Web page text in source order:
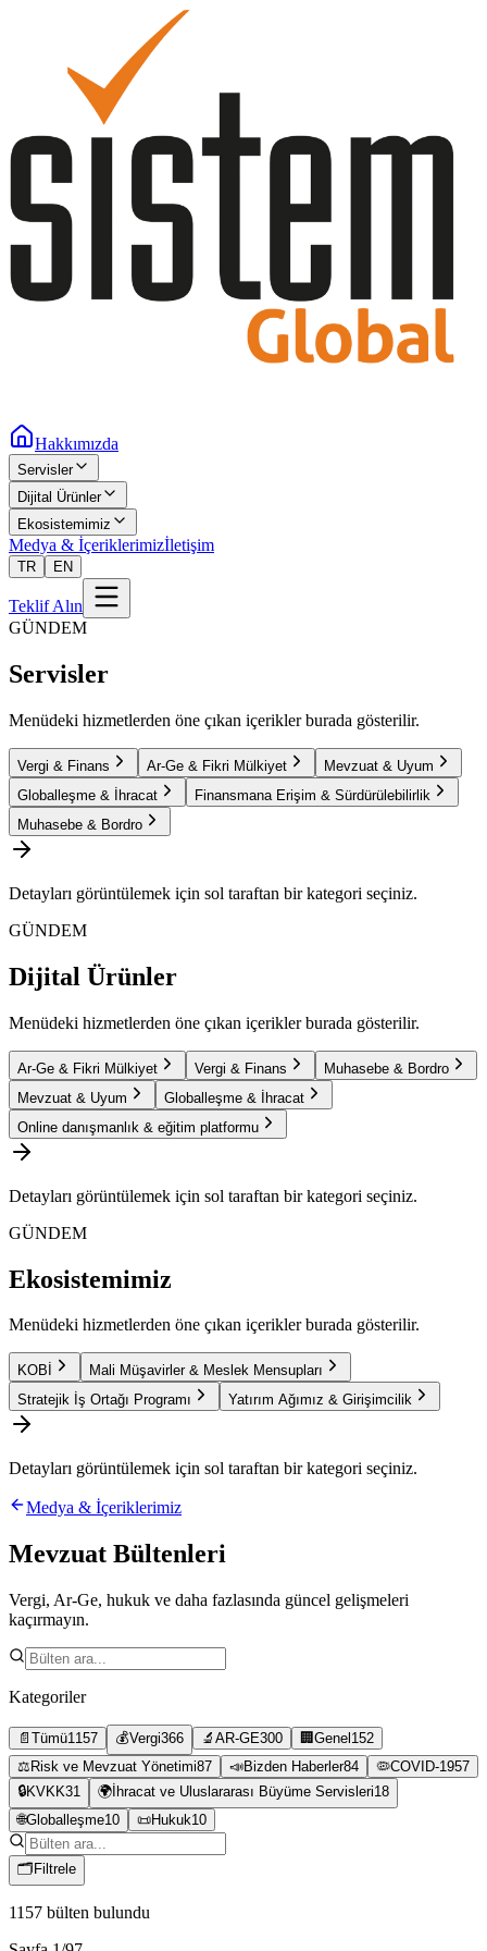
Hakkımızda
Servisler
Dijital Ürünler
Ekosistemimiz
Medya & İçeriklerimizİletişim
TR EN
Teklif Alın
GÜNDEM
Servisler
Menüdeki hizmetlerden öne çıkan içerikler burada gösterilir.
Vergi & Finans Ar-Ge & Fikri Mülkiyet
Mevzuat & Uyum
Globalleşme & İhracat
Finansmana Erişim & Sürdürülebilirlik
Muhasebe & Bordro
Detayları görüntülemek için sol taraftan bir kategori seçiniz.
GÜNDEM
Dijital Ürünler
Menüdeki hizmetlerden öne çıkan içerikler burada gösterilir.
Ar-Ge & Fikri Mülkiyet Vergi & Finans
Muhasebe & Bordro
Mevzuat & Uyum
Globalleşme & İhracat
Online danışmanlık & eğitim platformu
Detayları görüntülemek için sol taraftan bir kategori seçiniz.
GÜNDEM
Ekosistemimiz
Menüdeki hizmetlerden öne çıkan içerikler burada gösterilir.
KOBİ
Mali Müşavirler & Meslek Mensupları
Stratejik İş Ortağı Programı
Yatırım Ağımız & Girişimcilik
Detayları görüntülemek için sol taraftan bir kategori seçiniz.
Medya & İçeriklerimiz
Mevzuat Bültenleri
Vergi, Ar-Ge, hukuk ve daha fazlasında güncel gelişmeleri
kaçırmayın.
Kategoriler
📄 Tümü1157 💰Vergi366 🔬 AR-GE300 🏢 Genel 152
⚖️ Risk ve Mevzuat Yönetimi87 📣Bizden Haberler84 🦠COVID-1957
🔒KVKK31 🌍 İhracat ve Uluslararası Büyüme Servisleri18
🌐Globalleşme10 📜Hukuk10
🗂 Filtrele
1157 bülten bulundu